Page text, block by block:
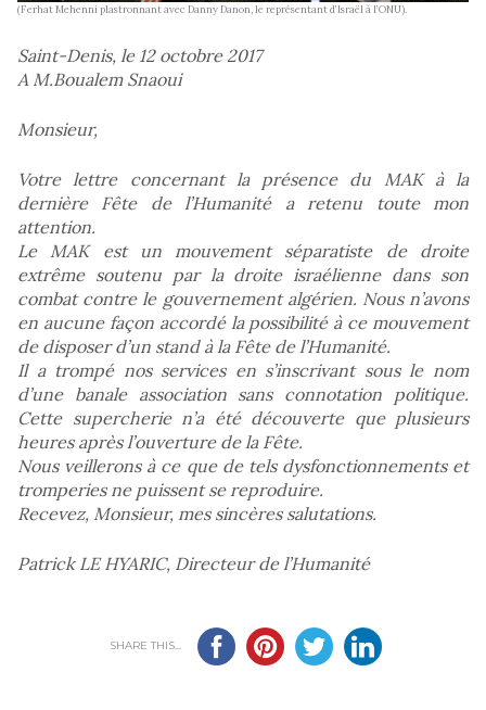
(Ferhat Mehenni plastronnant avec Danny Danon, le représentant d’Israël à l’ONU).
Saint-Denis, le 12 octobre 2017
A M.Boualem Snaoui
Monsieur,
Votre lettre concernant la présence du MAK à la
dernière Fête de l’Humanité a retenu toute mon
attention.
Le MAK est un mouvement séparatiste de droite
extrême soutenu par la droite israélienne dans son
combat contre le gouvernement algérien. Nous n’avons
en aucune façon accordé la possibilité à ce mouvement
de disposer d’un stand à la Fête de l’Humanité.
Il a trompé nos services en s’inscrivant sous le nom
d’une banale association sans connotation politique.
Cette supercherie n’a été découverte que plusieurs
heures après l’ouverture de la Fête.
Nous veillerons à ce que de tels dysfonctionnements et
tromperies ne puissent se reproduire.
Recevez, Monsieur, mes sincères salutations.
Patrick LE HYARIC, Directeur de l’Humanité
SHARE THIS...